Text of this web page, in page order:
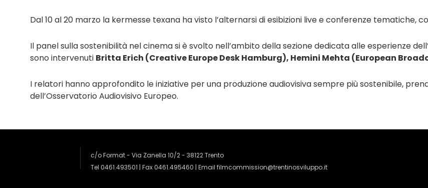
Dal 10 al 20 marzo la kermesse texana ha visto l’alternarsi di esibizioni live e conferenze tematiche,
Il panel sulla sostenibilità nel cinema si è svolto nell’ambito della sezione dedicata alle esperienze
sono intervenuti Britta Erich (Creative Europe Desk Hamburg), Hemini Mehta (European
I relatori hanno approfondito le iniziative per una produzione audiovisiva sempre più sostenibile,
dell’Osservatorio Audiovisivo Europeo.
c/o Format - Via Zanella 10/2 - 38122 Trento
Tel 0461.493501 | Fax 0461.495460 | Email filmcommission@trentinosviluppo.it